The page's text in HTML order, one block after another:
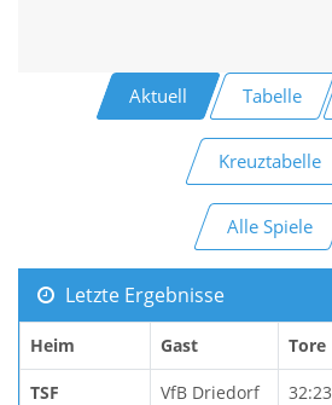
Aktuell Tabelle
Kreuztabelle
Alle Spiele
Letzte Ergebnisse
Heim Gast Tore
TSF
VfB Driedorf
32:23